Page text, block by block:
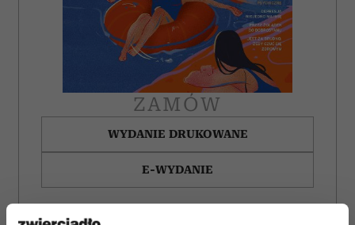
ZAMÓW
WYDANIE DRUKOWANE
E-WYDANIE